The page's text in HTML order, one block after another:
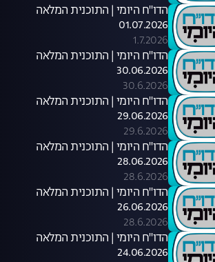
הדו"ח היומי | התוכנית המלאה
01.07.2026
1.7.2026
הדו"ח היומי | התוכנית המלאה
30.06.2026
30.6.2026
הדו"ח היומי | התוכנית המלאה
29.06.2026
29.6.2026
הדו"ח היומי | התוכנית המלאה
28.06.2026
28.6.2026
הדו"ח היומי | התוכנית המלאה
26.06.2026
28.6.2026
הדו"ח היומי | התוכנית המלאה
24.06.2026